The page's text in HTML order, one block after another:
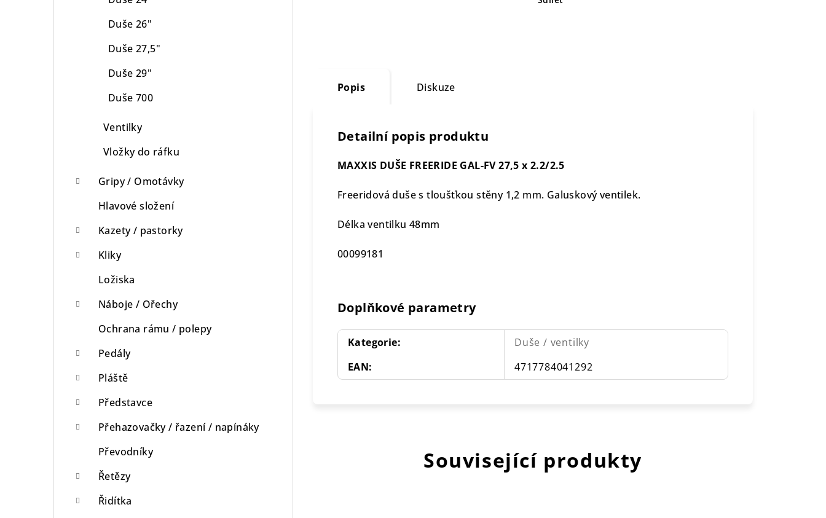
Duše 26"
Duše 27,5"
Duše 29"
Duše 700
Ventilky
Vložky do ráfku
Gripy / Omotávky
Hlavové složení
Kazety / pastorky
Kliky
Ložiska
Náboje / Ořechy
Ochrana rámu / polepy
Pedály
Pláště
Představce
Přehazovačky / řazení / napínáky
Převodníky
Řetězy
Řidítka
Popis Diskuze
Detailní popis produktu
MAXXIS DUŠE FREERIDE GAL-FV 27,5 x 2.2/2.5
Freeridová duše s tloušťkou stěny 1,2 mm. Galuskový ventilek.
Délka ventilku 48mm
00099181
Doplňkové parametry
Kategorie:
Duše / ventilky
EAN: 4717784041292
Související produkty